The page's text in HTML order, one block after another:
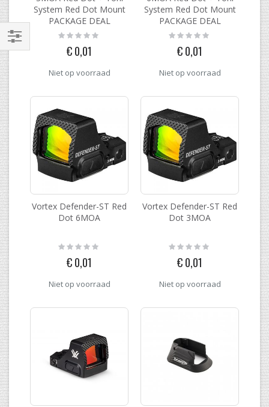
System Red Dot Mount
PACKAGE DEAL
Rating:
0%
€ 0,01
Niet op voorraad
System Red Dot Mount
PACKAGE DEAL
Rating:
0%
€ 0,01
Niet op voorraad
Vortex Defender-ST Red
Dot 6MOA
Rating:
0%
€ 0,01
Niet op voorraad
Vortex Defender-ST Red
Dot 3MOA
Rating:
0%
€ 0,01
Niet op voorraad
Filteren